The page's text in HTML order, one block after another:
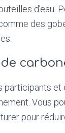
d’eau.
des
participants
Vous
pour